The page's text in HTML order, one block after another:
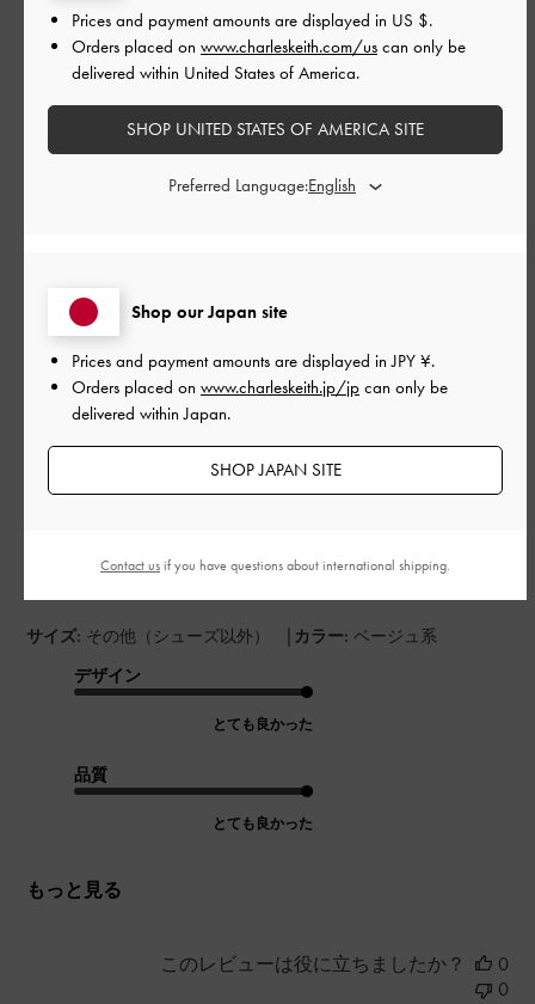
ご利用者様
店頭で見て一目惚れしました。
大きさ、色、形すべて可愛かっ
たので、どうしても欲しくてネ
店頭で見て一目惚れしました。
大きさ、色、形すべて可愛かったので、どうしても欲しくてネ
先日、娘のブライダルフォトの撮影に行く時に使用しました
が、特に服装とかも選ばないシンプルなデザインなのでとても
サイズ: その他（シューズ以外） | カラー: ベージュ系
デザイン
とても良かった
品質
とても良かった
もっと見る
2026-06-13
このレビューは役に立ちましたか？
0
0
Shop our Japan site
Prices and payment amounts are displayed inJPY ¥.
Orders placed on www.charleskeith.jp/jp can only be
delivered within Japan.
SHOP JAPAN SITE
Prices and payment amounts are displayed in US $.
Orders placed on www.charleskeith.com/us can only be
delivered within United States of America.
SHOP UNITED STATES OF AMERICA SITE
Preferred Language:
Contact usif you have questions about international shipping.